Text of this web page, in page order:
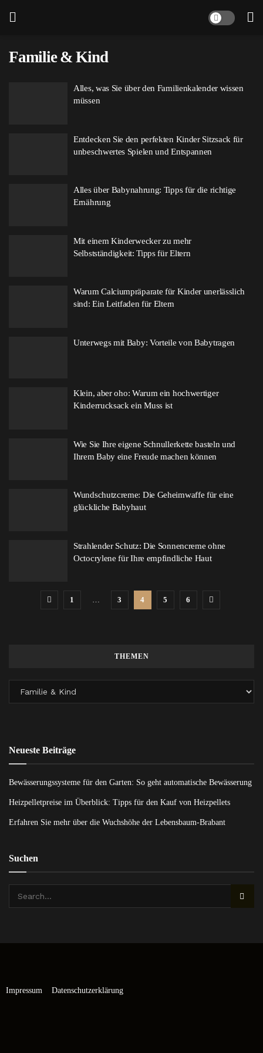
Familie & Kind
Alles, was Sie über den Familienkalender wissen
müssen
Entdecken Sie den perfekten Kinder Sitzsack für
unbeschwertes Spielen und Entspannen
Alles über Babynahrung: Tipps für die richtige
Ernährung
Mit einem Kinderwecker zu mehr
Selbstständigkeit: Tipps für Eltern
Warum Calciumpräparate für Kinder unerlässlich
sind: Ein Leitfaden für Eltern
Unterwegs mit Baby: Vorteile von Babytragen
Klein, aber oho: Warum ein hochwertiger
Kinderrucksack ein Muss ist
Wie Sie Ihre eigene Schnullerkette basteln und
Ihrem Baby eine Freude machen können
Wundschutzcreme: Die Geheimwaffe für eine
glückliche Babyhaut
Strahlender Schutz: Die Sonnencreme ohne
Octocrylene für Ihre empfindliche Haut
1 … 3 4 5 6
THEMEN
Neueste Beiträge
Bewässerungssysteme für den Garten: So geht automatische Bewässerung
Heizpelletpreise im Überblick: Tipps für den Kauf von Heizpellets
Erfahren Sie mehr über die Wuchshöhe der Lebensbaum-Brabant
Suchen
Impressum Datenschutzerklärung